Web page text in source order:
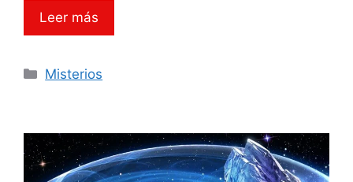
Leer más
Categorías
Misterios